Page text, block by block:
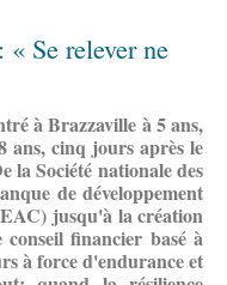
Se relever ne
à Brazzaville à 5 ans,
ans, cinq jours après le
la Société nationale des
de développement
jusqu'à la création
conseil financier basé à
à force d'endurance et